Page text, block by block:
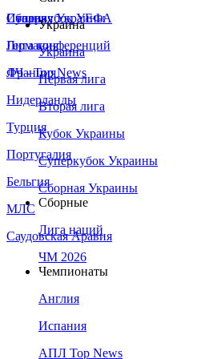
Сборная Украины
Италия
Германия
Франция
Нидерланды
Турция
Португалия
Бельгия
МЛС
Саудовская Аравия
Суперкубок УЕФА
Лига конференций
ЛЧ - Top News
Украина
Украина
Первая лига
Вторая лига
Кубок Украины
Суперкубок Украины
Сборная Украины
Сборные
Лига наций
ЧМ 2026
Чемпионаты
Англия
Испания
АПЛ Top News